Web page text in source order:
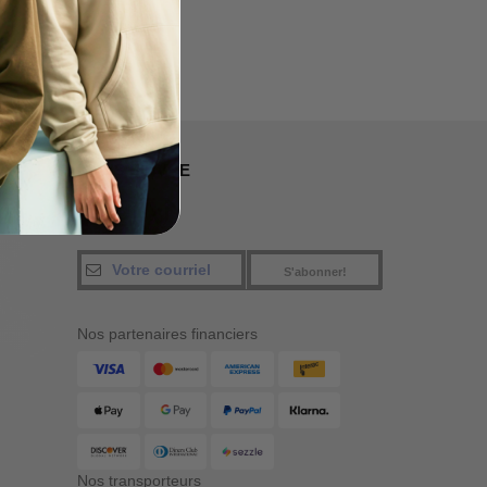
NOUS SUIVRE
S'abonner!
Nos partenaires financiers
Nos transporteurs